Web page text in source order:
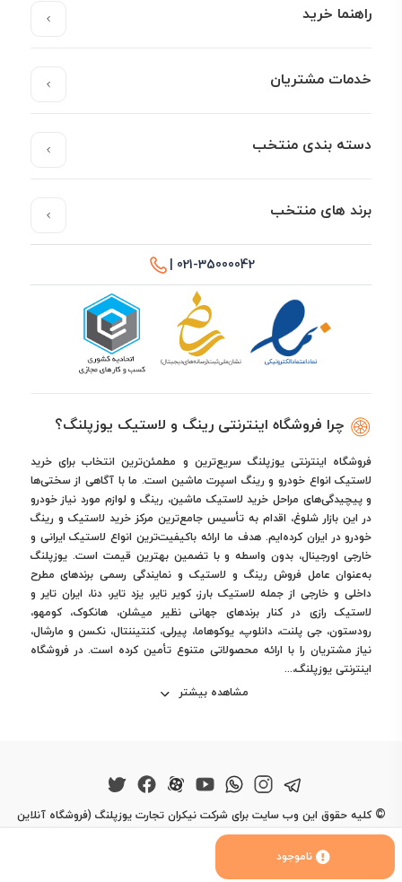
ناموجود
راهنما خرید
خدمات مشتریان
دسته بندی منتخب
برند های منتخب
021-35000042 |
چرا فروشگاه اینترنتی رینگ و لاستیک یوزپلنگ؟
فروشگاه اینترنتی یوزپلنگ سریع‌ترین و مطمئن‌ترین انتخاب برای خرید
لاستیک انواع خودرو و رینگ اسپرت ماشین است. ما با آگاهی از سختی‌ها
و پیچیدگی‌های مراحل خرید لاستیک ماشین، رینگ و لوازم مورد نیاز خودرو
در این بازار شلوغ، اقدام به تأسیس جامع‌ترین مرکز خرید لاستیک و رینگ
خودرو در ایران کرده‌ایم. هدف ما ارائه باکیفیت‌ترین انواع لاستیک ایرانی و
خارجی اورجینال، بدون واسطه و با تضمین بهترین قیمت است. یوزپلنگ
به‌عنوان عامل فروش رینگ و لاستیک و نمایندگی رسمی برندهای مطرح
داخلی و خارجی از جمله لاستیک بارز، کویر تایر، یزد تایر، دنا، ایران تایر و
لاستیک رازی در کنار برندهای جهانی نظیر میشلن، هانکوک، کومهو،
رودستون، جی پلنت، دانلوپ، یوکوهاما، پیرلی، کنتیننتال، نکسن و مارشال،
نیاز مشتریان را با ارائه محصولاتی متنوع تأمین کرده است. در فروشگاه
اینترنتی یوزپلنگ،...
مشاهده بیشتر
©کلیه حقوق این وب سایت برای شرکت نیکران تجارت یوزپلنگ (فروشگاه آنلاین
یوزپلنگ) محفوظ است.